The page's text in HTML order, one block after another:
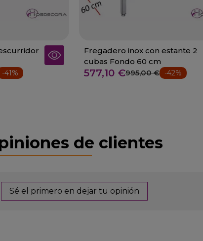
-41%
Fregadero inox con estante 2
cubas Fondo 60 cm
577,10 €995,00 € -42%
de clientes
Sé el primero en dejar tu opinión